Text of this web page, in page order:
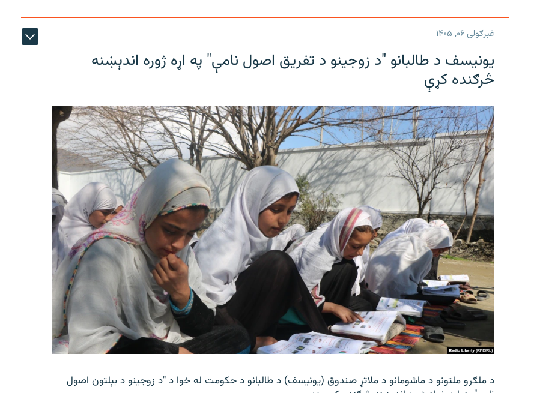
غبرګولی ۰۶, ۱۴۰۵
یونیسف د طالبانو "د زوجینو د تفریق اصول ‌نامې" په اړه ژوره اندېښنه
څرګنده کړې
د ملګرو ملتونو د ماشومانو د ملاتړ صندوق (یونیسف) د طالبانو د حکومت له خوا د "د زوجینو د بېلتون اصول